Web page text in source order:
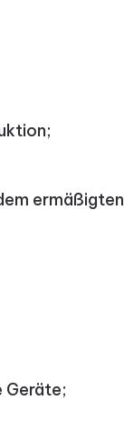
ermäßigten
Geräte;